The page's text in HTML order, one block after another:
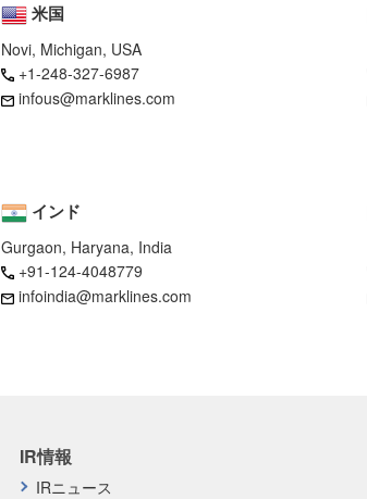
米国
Novi, Michigan, USA
+1-248-327-6987
infous@marklines.com
インド
Gurgaon, Haryana, India
+91-124-4048779
infoindia@marklines.com
IR情報
IRニュース